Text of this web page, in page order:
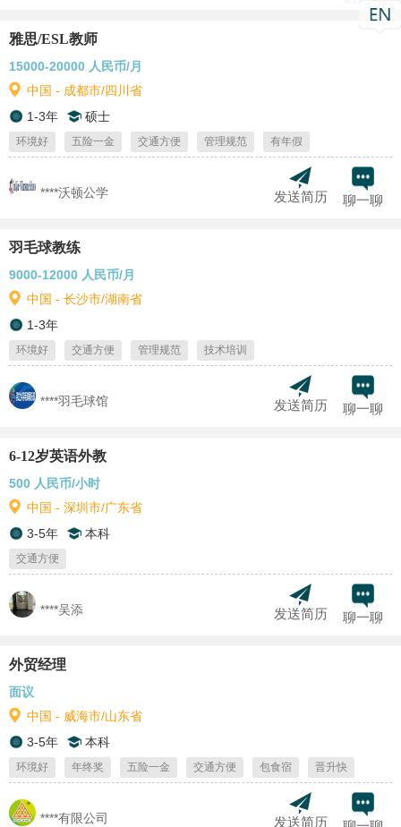
雅思/ESL教师
15000-20000 人民币/月
中国 - 成都市/四川省
1-3年
硕士
环境好 五险一金 交通方便 管理规范 有年假
****沃顿公学 聊一聊
发送简历
羽毛球教练
9000-12000 人民币/月
中国 - 长沙市/湖南省
1-3年
环境好 交通方便 管理规范 技术培训
****羽毛球馆 聊一聊
发送简历
6-12岁英语外教
500 人民币/小时
中国 - 深圳市/广东省
3-5年
本科
交通方便
****吴添 聊一聊
发送简历
外贸经理
面议
中国 - 威海市/山东省
3-5年
本科
环境好 年终奖 五险一金 交通方便 包食宿 晋升快
****有限公司 发送简历